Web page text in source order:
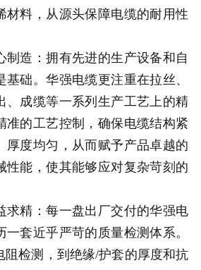
材料，从源头保障电缆的耐用性
制造：拥有先进的生产设备和自
基础。华强电缆更注重在拉丝、
、成缆等一系列生产工艺上的精
准的工艺控制，确保电缆结构紧
厚度均匀，从而赋予产品卓越的
性能，使其能够应对复杂苛刻的
求精：每一盘出厂交付的华强电
一套近乎严苛的质量检测体系。
阻检测，到绝缘/护套的厚度和抗